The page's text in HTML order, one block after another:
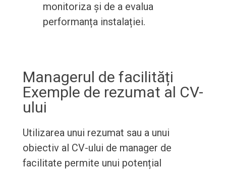
monitoriza și de a evalua
performanța instalației.
Managerul de facilități
Exemple de rezumat al CV-
ului
Utilizarea unui rezumat sau a unui
obiectiv al CV-ului de manager de
facilitate permite unui potențial